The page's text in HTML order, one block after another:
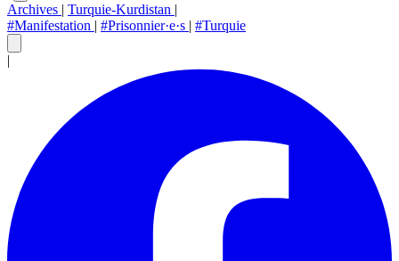
Archives | Turquie-Kurdistan |
#Manifestation | #Prisonnier·e·s | #Turquie
|